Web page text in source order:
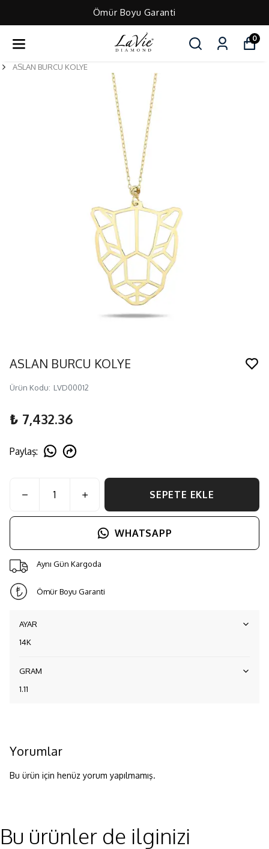
Ömür Boyu Garanti
0
ASLAN BURCU KOLYE
ASLAN BURCU KOLYE
Ürün Kodu: LVD00012
₺ 7,432.36
Paylaş:
SEPETE EKLE
WHATSAPP
Aynı Gün Kargoda
Ömür Boyu Garanti
AYAR
14K
GRAM
1.11
Yorumlar
Bu ürün için henüz yorum yapılmamış.
Bu ürünler de ilginizi